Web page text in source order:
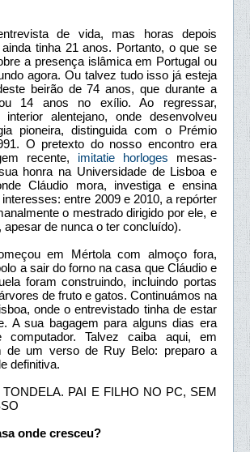
de vida, mas horas depois
ainda tinha 21 anos. Portanto, o que se
a presença islâmica em Portugal ou
agora. Ou talvez tudo isso já esteja
beirão de 74 anos, que durante a
14 anos no exílio. Ao regressar,
interior alentejano, onde desenvolveu
pioneira, distinguida com o Prémio
O pretexto do nosso encontro era
recente, imitatie horloges mesas-
honra na Universidade de Lisboa e
Cláudio mora, investiga e ensina
entre 2009 e 2010, a repórter
o mestrado dirigido por ele, e
apesar de nunca o ter concluído).
em Mértola com almoço fora,
a sair do forno na casa que Cláudio e
foram construindo, incluindo portas
de fruto e gatos. Continuámos na
onde o entrevistado tinha de estar
A sua bagagem para alguns dias era
computador. Talvez caiba aqui, em
de um verso de Ruy Belo: preparo a
definitiva.
TONDELA. PAI E FILHO NO PC, SEM
onde cresceu?